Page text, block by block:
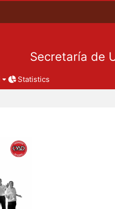
Secretaría de
Statistics